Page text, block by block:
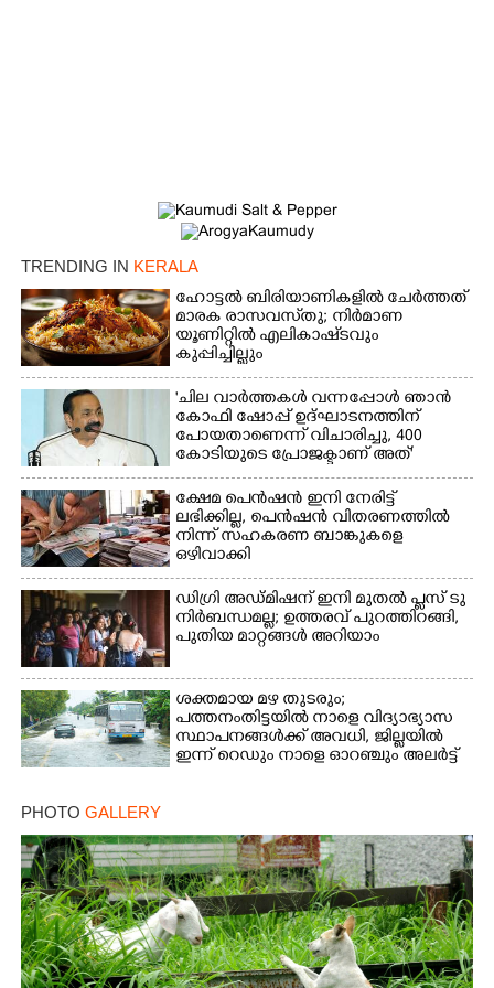
TRENDING IN KERALA
ഹോട്ടൽ ബിരിയാണികളിൽ ചേർത്തത്
മാരക രാസവസ്‌തു; നിർമാണ
യൂണിറ്റിൽ എലികാഷ്‌ടവും
കുപ്പിച്ചില്ലും
'ചില വാർത്തകൾ വന്നപ്പോൾ ഞാൻ
കോഫി ഷോപ്പ് ഉദ്ഘാടനത്തിന്
പോയതാണെന്ന് വിചാരിച്ചു, 400
കോടിയുടെ പ്രോജക്ടാണ് അത്'
ക്ഷേമ പെൻഷൻ ഇനി നേരിട്ട്
ലഭിക്കില്ല,​ പെൻഷൻ വിതരണത്തിൽ
നിന്ന് സഹകരണ ബാങ്കുകളെ
ഒഴിവാക്കി
ഡിഗ്രി അഡ്മിഷന് ഇനി മുതൽ പ്ലസ് ടു
നിർബന്ധമല്ല; ഉത്തരവ് പുറത്തിറങ്ങി,
പുതിയ മാറ്റങ്ങൾ അറിയാം
ശക്തമായ മഴ തുടരും;
പത്തനംതിട്ടയിൽ നാളെ വിദ്യാഭ്യാസ
സ്ഥാപനങ്ങൾക്ക് അവധി,​ ജില്ലയിൽ
ഇന്ന് റെ‌ഡും നാളെ ഓറഞ്ചും അലർട്ട്
PHOTO GALLERY